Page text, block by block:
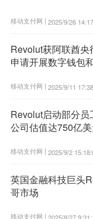
移动支付网 | 2025/9/26
Revolut获阿联酋
申请开展数字钱包
移动支付网 | 2025/9/11
Revolut启动部分员
公司估值达750亿
移动支付网 | 2025/9/2
英国金融科技巨头
哥市场
移动支付网 |